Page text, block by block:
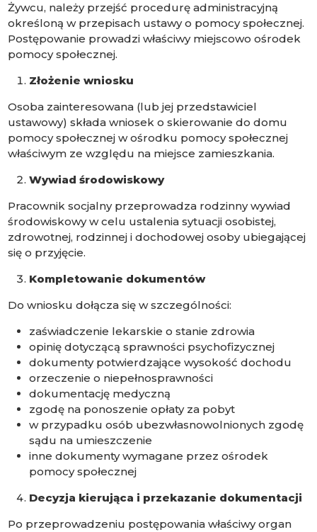
Żywcu, należy przejść procedurę administracyjną
określoną w przepisach ustawy o pomocy społecznej.
Postępowanie prowadzi właściwy miejscowo ośrodek
pomocy społecznej.
Złożenie wniosku
Osoba zainteresowana (lub jej przedstawiciel
ustawowy) składa wniosek o skierowanie do domu
pomocy społecznej w ośrodku pomocy społecznej
właściwym ze względu na miejsce zamieszkania.
Wywiad środowiskowy
Pracownik socjalny przeprowadza rodzinny wywiad
środowiskowy w celu ustalenia sytuacji osobistej,
zdrowotnej, rodzinnej i dochodowej osoby ubiegającej
się o przyjęcie.
Kompletowanie dokumentów
Do wniosku dołącza się w szczególności:
zaświadczenie lekarskie o stanie zdrowia
opinię dotyczącą sprawności psychofizycznej
dokumenty potwierdzające wysokość dochodu
orzeczenie o niepełnosprawności
dokumentację medyczną
zgodę na ponoszenie opłaty za pobyt
w przypadku osób ubezwłasnowolnionych zgodę
sądu na umieszczenie
inne dokumenty wymagane przez ośrodek
pomocy społecznej
Decyzja kierująca i przekazanie dokumentacji
Po przeprowadzeniu postępowania właściwy organ